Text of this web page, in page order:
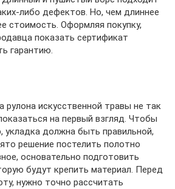
либо дефектов. Но, чем длиннее
стоимость. Оформляя покупку,
показать сертификат
гарантию.
рулона искусственной травы не так
на первый взгляд. Чтобы
укладка должна быть правильной,
решение постелить полотно
основательно подготовить
будут крепить материал. Перед
нужно точно рассчитать